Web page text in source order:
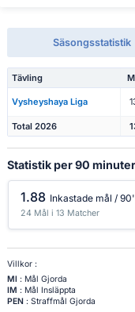
Säsongsstatistik
Tävling
Vysheyshaya Liga
Total 2026
Statistik per 90
1.88 Inkastade mål / 90'
24 Mål i 13 Matcher
Villkor :
Ml : Mål Gjorda
IM : Mål Insläppta
PEN : Straffmål Gjorda